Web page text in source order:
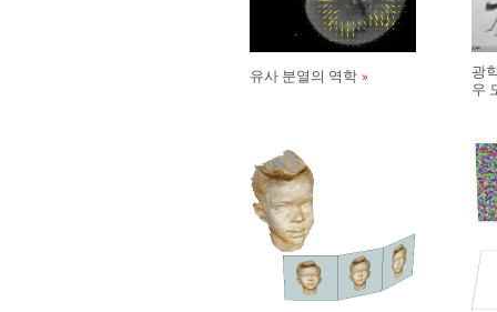
유사 분열의 역학
광
우